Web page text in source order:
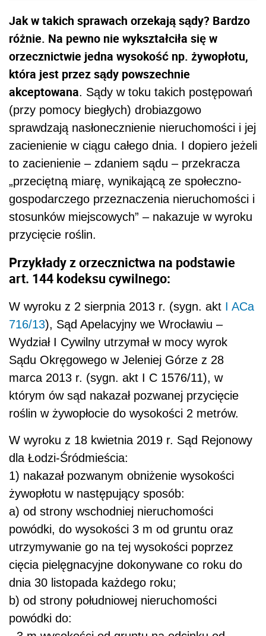
Jak w takich sprawach orzekają sądy? Bardzo
różnie. Na pewno nie wykształciła się w
orzecznictwie jedna wysokość np. żywopłotu,
która jest przez sądy powszechnie
akceptowana. Sądy w toku takich postępowań
(przy pomocy biegłych) drobiazgowo
sprawdzają nasłonecznienie nieruchomości i jej
zacienienie w ciągu całego dnia. I dopiero jeżeli
to zacienienie – zdaniem sądu – przekracza
„przeciętną miarę, wynikającą ze społeczno-
gospodarczego przeznaczenia nieruchomości i
stosunków miejscowych” – nakazuje w wyroku
przycięcie roślin.
Przykłady z orzecznictwa na podstawie
art. 144 kodeksu cywilnego:
W wyroku z 2 sierpnia 2013 r. (sygn. akt I ACa
716/13), Sąd Apelacyjny we Wrocławiu –
Wydział I Cywilny utrzymał w mocy wyrok
Sądu Okręgowego w Jeleniej Górze z 28
marca 2013 r. (sygn. akt I C 1576/11), w
którym ów sąd nakazał pozwanej przycięcie
roślin w żywopłocie do wysokości 2 metrów.
W wyroku z 18 kwietnia 2019 r. Sąd Rejonowy
dla Łodzi-Śródmieścia:
1) nakazał pozwanym obniżenie wysokości
żywopłotu w następujący sposób:
a) od strony wschodniej nieruchomości
powódki, do wysokości 3 m od gruntu oraz
utrzymywanie go na tej wysokości poprzez
cięcia pielęgnacyjne dokonywane co roku do
dnia 30 listopada każdego roku;
b) od strony południowej nieruchomości
powódki do: